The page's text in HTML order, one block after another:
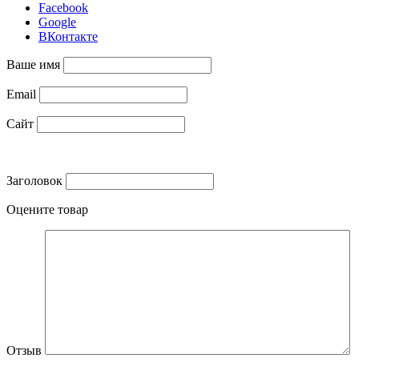
Facebook
Google
ВКонтакте
Ваше имя
Email
Сайт
Заголовок
Оцените товар
Отзыв